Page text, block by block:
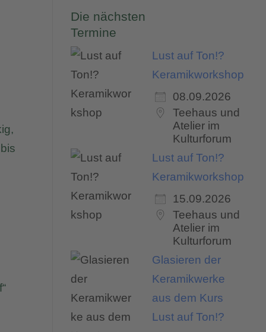
Die nächsten
Termine
Lust auf Ton!?
Keramikworkshop
08.09.2026
Teehaus und
Atelier im
Kulturforum
Lust auf Ton!?
Keramikworkshop
15.09.2026
Teehaus und
Atelier im
Kulturforum
Glasieren der
Keramikwerke
aus dem Kurs
Lust auf Ton!?